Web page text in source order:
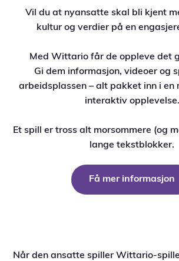
Vil du at nyansatte skal bli kjent
kultur og verdier på en
Med Wittario får de oppleve det
Gi dem informasjon, videoer og
arbeidsplassen – alt pakket inn i en
interaktiv opplevelse.
Et spill er tross alt morsommere (og
lange tekstblokker.
Få mer informasjon
Når den ansatte spiller Wittario-